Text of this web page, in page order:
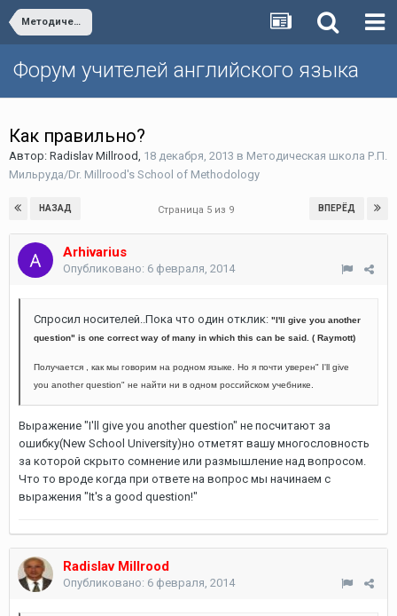
Методическая школа Р.П. Мильруда/Dr. Millrood's School of Methodology
Форум учителей английского языка
Как правильно?
Автор: Radislav Millrood, 18 декабря, 2013 в Методическая школа Р.П.
Мильруда/Dr. Millrood's School of Methodology
НАЗАД ВПЕРЁД
Страница 5 из 9
Arhivarius
Опубликовано: 6 февраля, 2014
Спросил носителей..Пока что один отклик: "I'll give you another
question" is one correct way of many in which this can be said. ( Raymott)
Получается , как мы говорим на родном языке. Но я почти уверен" I'll give
you another question" не найти ни в одном российском учебнике.
Выражение "I'll give you another question" не посчитают за
ошибку(New School University)но отметят вашу многословность
за которой скрыто сомнение или размышление над вопросом.
Что то вроде когда при ответе на вопрос мы начинаем с
выражения "It's a good question!"
Radislav Millrood
Опубликовано: 6 февраля, 2014